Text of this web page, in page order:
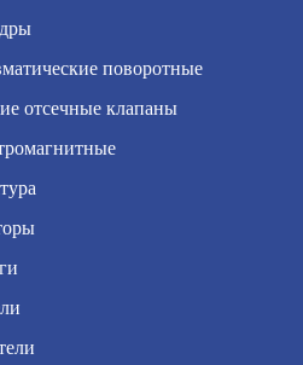
поворотные
отсечные клапаны